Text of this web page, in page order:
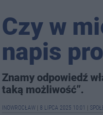
Czy w
napis
Znamy odpowiedź
taką możliwość”.
INOWROCŁAW 8 LIPCA 2025 10:01